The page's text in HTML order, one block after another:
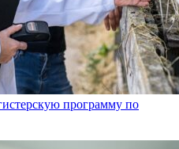
программу по